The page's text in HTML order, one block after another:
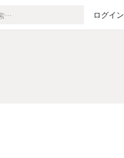
ログイン